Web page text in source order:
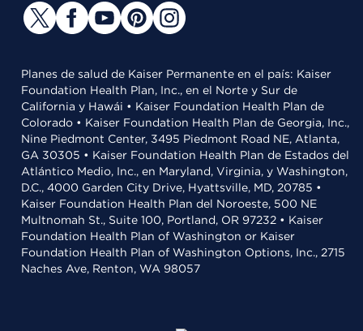
Planes de salud de Kaiser Permanente en el país: Kaiser
Foundation Health Plan, Inc., en el Norte y Sur de
California y Hawái • Kaiser Foundation Health Plan de
Colorado • Kaiser Foundation Health Plan de Georgia, Inc.,
Nine Piedmont Center, 3495 Piedmont Road NE, Atlanta,
GA 30305 • Kaiser Foundation Health Plan de Estados del
Atlántico Medio, Inc., en Maryland, Virginia, y Washington,
D.C., 4000 Garden City Drive, Hyattsville, MD, 20785 •
Kaiser Foundation Health Plan del Noroeste, 500 NE
Multnomah St., Suite 100, Portland, OR 97232 • Kaiser
Foundation Health Plan of Washington or Kaiser
Foundation Health Plan of Washington Options, Inc., 2715
Naches Ave, Renton, WA 98057